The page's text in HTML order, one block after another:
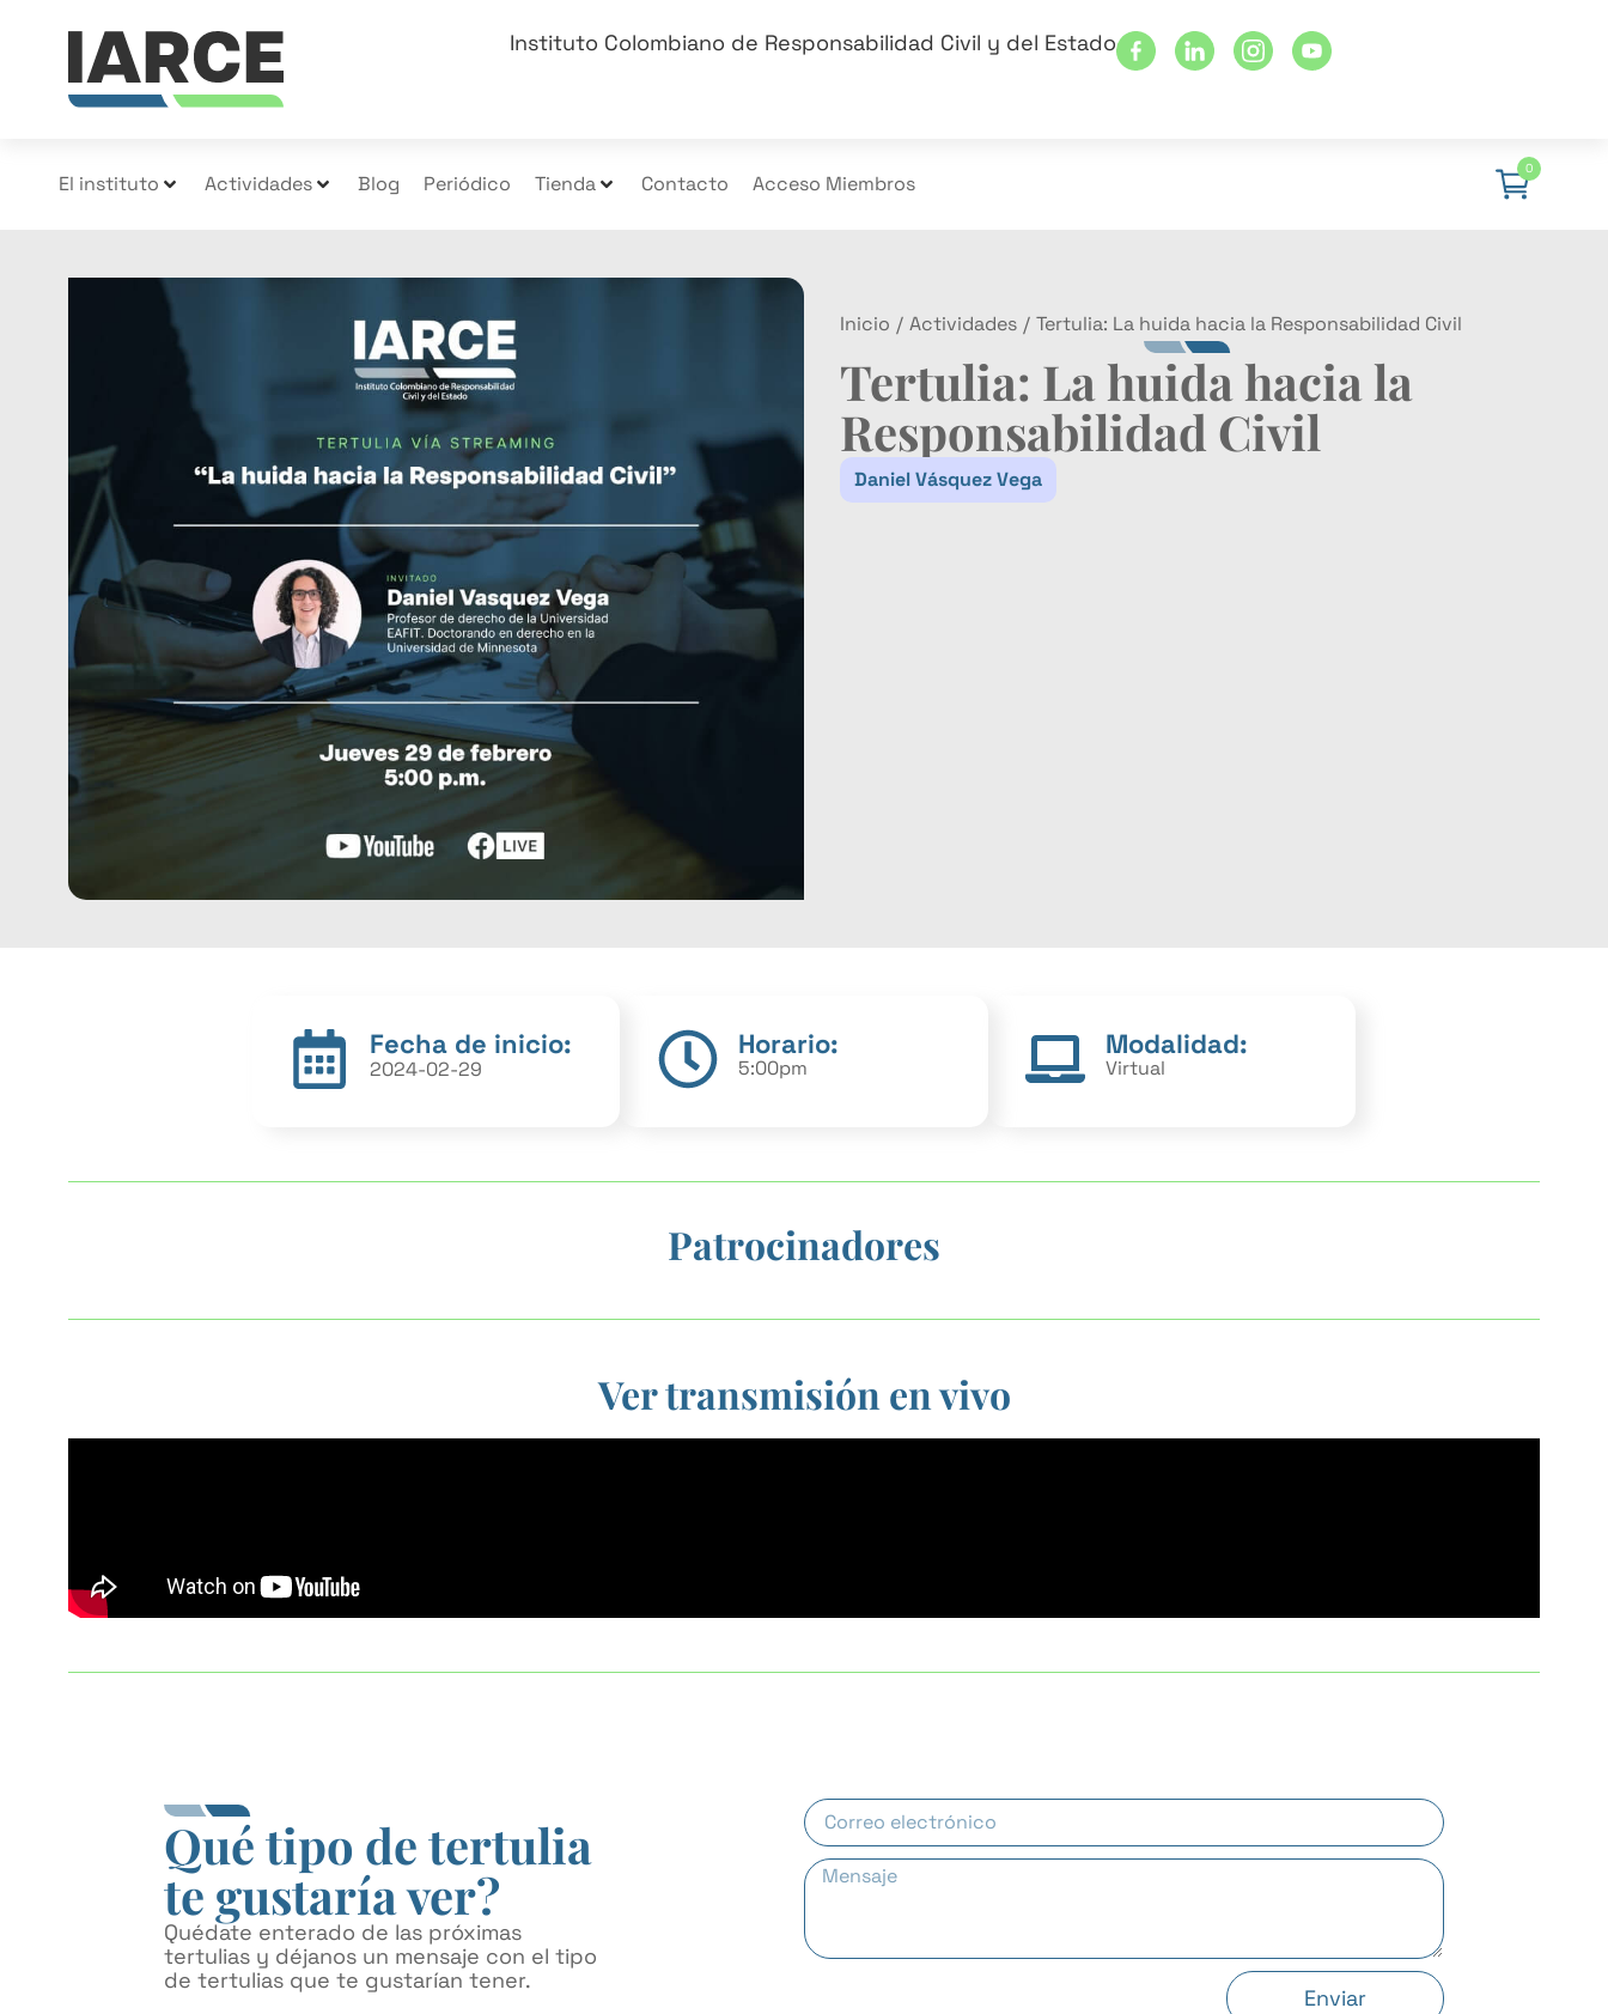
Instituto Colombiano de Responsabilidad Civil y del Estado
El instituto Actividades Blog Periódico Tienda Contacto Acceso Miembros
0
Inicio / Actividades / Tertulia: La huida hacia la Responsabilidad Civil
Tertulia: La huida hacia la
Responsabilidad Civil
Daniel Vásquez Vega
Fecha de inicio:
2024-02-29
Horario:
5:00pm
Modalidad:
Virtual
Patrocinadores
Ver transmisión en vivo
Qué tipo de tertulia
te gustaría ver?
Quédate enterado de las próximas
tertulias y déjanos un mensaje con el tipo
de tertulias que te gustarían tener.
Enviar